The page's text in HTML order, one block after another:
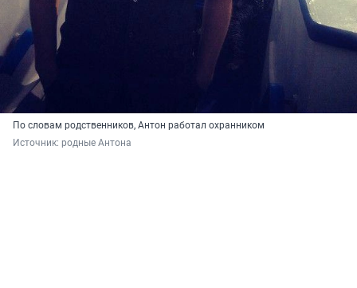
По словам родственников, Антон работал охранником
Источник: родные Антона